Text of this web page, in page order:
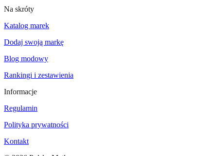
Na skróty
Katalog marek
Dodaj swoją markę
Blog modowy
Rankingi i zestawienia
Informacje
Regulamin
Polityka prywatności
Kontakt